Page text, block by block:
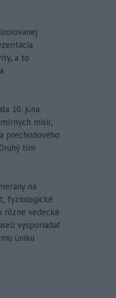
a to
10. júna.
misií,
prechodového
tím
na
fyziologické
rôzne vedecké
vysporiadať
úniku